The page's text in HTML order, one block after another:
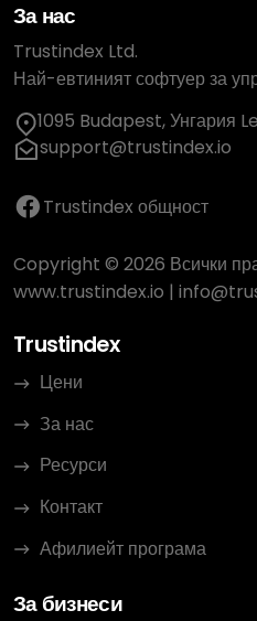
За нас
Trustindex Ltd.
Най-евтиният софтуер за
1095 Budapest, Унгария
support@trustindex.io
Trustindex общност
Copyright © 2026 Всички
www.trustindex.io |
Trustindex
Цени
За нас
Ресурси
Контакт
Афилиейт програма
За бизнеси